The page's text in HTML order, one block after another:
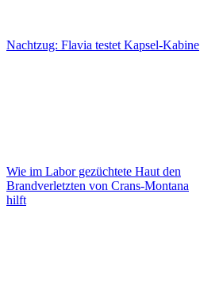
Nachtzug: Flavia testet Kapsel-Kabine
Wie im Labor gezüchtete Haut den
Brandverletzten von Crans-Montana
hilft